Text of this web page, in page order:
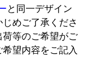
と同一デザイン
めご了承くださ
等のご希望がご
望内容をご記入